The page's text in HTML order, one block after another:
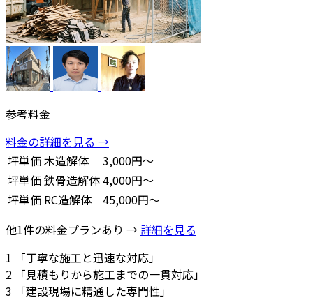
参考料金
料金の詳細を見る →
坪単価木造解体
3,000円～
坪単価鉄骨造解体4,000円～
坪単価 RC造解体
45,000円～
他1件の料金プランあり → 詳細を見る
1
「丁寧な施工と迅速な対応」
2 「見積もりから施工までの一貫対応」
3
「建設現場に精通した専門性」